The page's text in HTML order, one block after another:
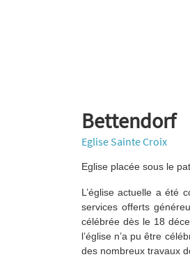
Bettendorf
Eglise Sainte Croix
Eglise placée sous le
L’église actuelle a été
services offerts
célébrée dès le 18
l’église n’a pu être
des nombreux travaux